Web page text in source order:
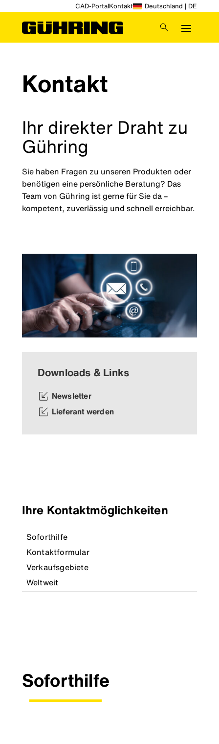
CAD-PortalKontakt Deutschland | DE
Kontakt
Ihr direkter Draht zu
Gühring
Sie haben Fragen zu unseren Produkten oder
benötigen eine persönliche Beratung? Das
Team von Gühring ist gerne für Sie da –
kompetent, zuverlässig und schnell erreichbar.
Downloads & Links
Newsletter
Lieferant werden
Ihre Kontaktmöglichkeiten
Soforthilfe
Kontaktformular
Verkaufsgebiete
Weltweit
Soforthilfe